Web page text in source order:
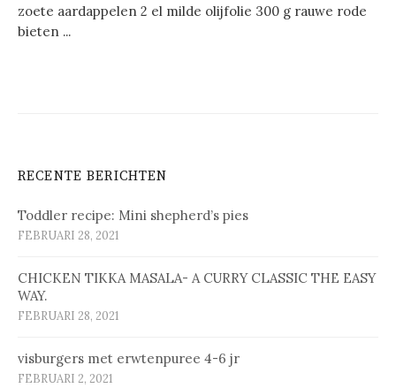
zoete aardappelen 2 el milde olijfolie 300 g rauwe rode
bieten ...
RECENTE BERICHTEN
Toddler recipe: Mini shepherd’s pies
FEBRUARI 28, 2021
CHICKEN TIKKA MASALA- A CURRY CLASSIC THE EASY
WAY.
FEBRUARI 28, 2021
vis­bur­gers met erw­ten­pu­ree 4-6 jr
FEBRUARI 2, 2021